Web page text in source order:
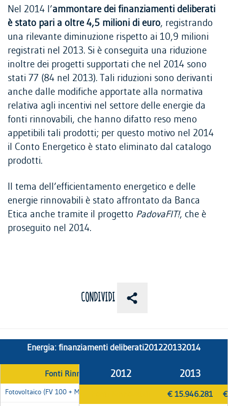
Nel 2014 l’ammontare dei finanziamenti deliberati
è stato pari a oltre 4,5 milioni di euro, registrando
una rilevante diminuzione rispetto ai 10,9 milioni
registrati nel 2013. Si è conseguita una riduzione
inoltre dei progetti supportati che nel 2014 sono
stati 77 (84 nel 2013). Tali riduzioni sono derivanti
anche dalle modifiche apportate alla normativa
relativa agli incentivi nel settore delle energie da
fonti rinnovabili, che hanno difatto reso meno
appetibili tali prodotti; per questo motivo nel 2014
il Conto Energetico è stato eliminato dal catalogo
prodotti.
Il tema dell’efficientamento energetico e delle
energie rinnovabili è stato affrontato da Banca
Etica anche tramite il progetto PadovaFIT!, che è
proseguito nel 2014.
CONDIVIDI
Energia: finanziamenti deliberati201220132014
2012 2013
€ 15.946.281
Fonti Rinnovabili
Fotovoltaico (FV 100 + MicroEnergia+ Encorp)